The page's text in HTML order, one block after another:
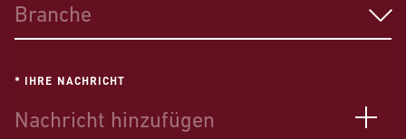
Branche
* IHRE NACHRICHT